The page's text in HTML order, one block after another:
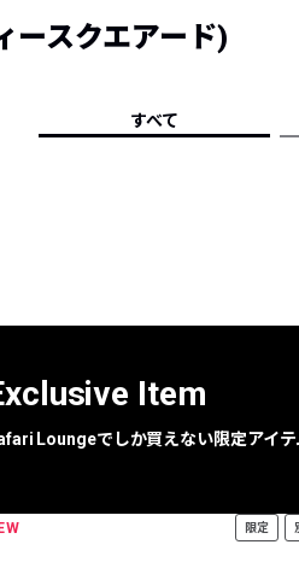
ディネート
人
フ
ースクエアード)
すべて
Item
Loungeでしか買えない限定アイテ
限定